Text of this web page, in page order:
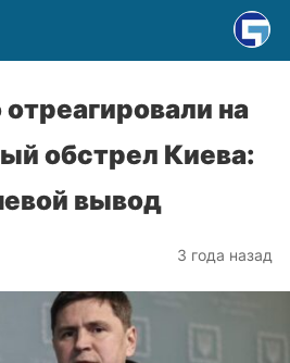
на
обстрел Киева:
вывод
3 года назад